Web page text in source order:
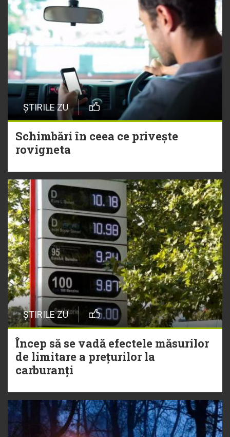
ȘTIRILE ZU
Schimbări în ceea ce privește
rovigneta
ȘTIRILE ZU
Încep să se vadă efectele măsurilor
de limitare a prețurilor la
carburanți